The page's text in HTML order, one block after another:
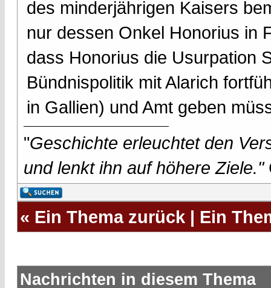
des minderjährigen Kaisers
nur dessen Onkel Honorius in
dass Honorius die Usurpation
Bündnispolitik mit Alarich
in Gallien) und Amt geben
"Geschichte erleuchtet den
und lenkt ihn auf höhere Ziele."
« Ein Thema zurück | Ein
Nachrichten in diesem Thema